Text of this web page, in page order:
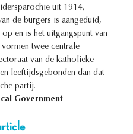
uit 1914,
de burgers is aangeduid,
en is het uitgangspunt van
twee centrale
van de katholieke
leeftijdsgebonden dan dat
partij.
Government